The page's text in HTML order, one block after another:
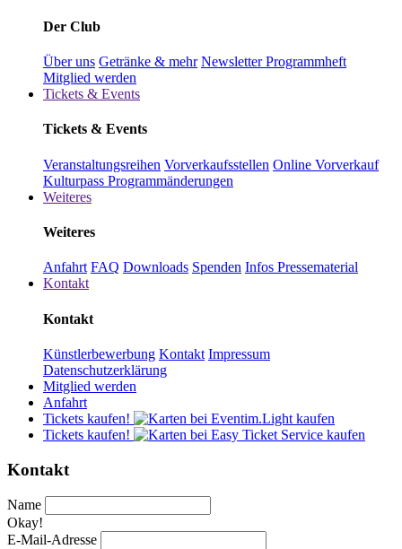
Der Club
Über uns Getränke & mehr NewsletterProgrammheft
Mitglied werden
Tickets & Events
Tickets & Events
Veranstaltungsreihen Vorverkaufsstellen Online Vorverkauf
Kulturpass Programmänderungen
Weiteres
Weiteres
Anfahrt FAQ Downloads Spenden Infos Pressematerial
Kontakt
Kontakt
Künstlerbewerbung Kontakt Impressum
Datenschutzerklärung
Mitglied werden
Anfahrt
Tickets kaufen!
Tickets kaufen!
Kontakt
Name
Okay!
E-Mail-Adresse